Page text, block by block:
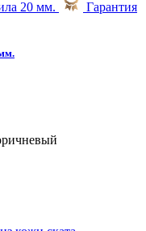
Гарантия